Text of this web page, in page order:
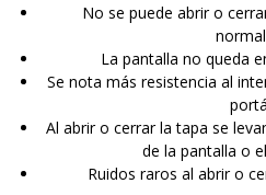
No se puede abrir o
La pantalla no queda
Se nota más resistencia al
Al abrir o cerrar la tapa se
de la pantalla o
Ruidos raros al abrir o